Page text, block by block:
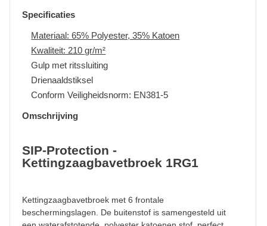
Specificaties
Materiaal: 65% Polyester, 35% Katoen
Kwaliteit: 210 gr/m²
Gulp met ritssluiting
Drienaaldstiksel
Conform Veiligheidsnorm: EN381-5
Omschrijving
SIP-Protection -
Kettingzaagbavetbroek 1RG1
Kettingzaagbavetbroek met 6 frontale
beschermingslagen. De buitenstof is samengesteld uit